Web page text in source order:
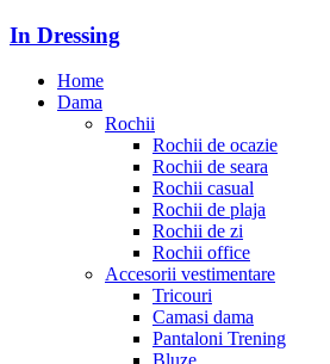
In Dressing
Home
Dama
Rochii
Rochii de ocazie
Rochii de seara
Rochii casual
Rochii de plaja
Rochii de zi
Rochii office
Accesorii vestimentare
Tricouri
Camasi dama
Pantaloni Trening